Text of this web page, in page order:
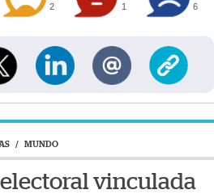
2 1 6
/ MUNDO
vinculada